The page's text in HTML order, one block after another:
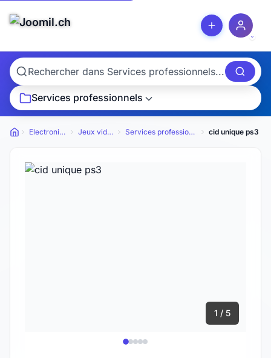
Services professionnels
Petites annonces
Electronique Jeux vidéos Services professionnels cid unique ps3
1 / 5